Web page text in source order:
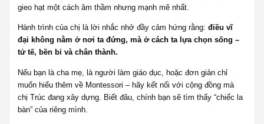
gieo hạt một cách âm thầm nhưng mạnh mẽ nhất.
Hành trình của chị là lời nhắc nhở đầy cảm hứng rằng:điều vĩ
đại không nằm ở nơi ta đứng, mà ở cách ta lựa chọn sống –
tử tế, bền bỉ và chân thành.
Nếu bạn là cha mẹ, là người làm giáo dục, hoặc đơn giản chỉ
muốn hiểu thêm về Montessori – hãy kết nối với cộng đồng mà
chị Trúc đang xây dựng. Biết đâu, chính bạn sẽ tìm thấy “chiếc la
bàn” của riêng mình.